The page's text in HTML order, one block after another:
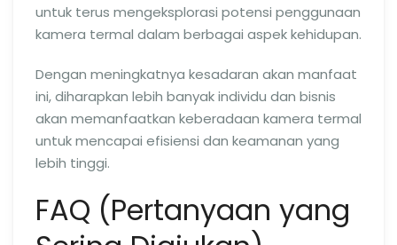
untuk terus mengeksplorasi potensi penggunaan
kamera termal dalam berbagai aspek kehidupan.
Dengan meningkatnya kesadaran akan manfaat
ini, diharapkan lebih banyak individu dan bisnis
akan memanfaatkan keberadaan kamera termal
untuk mencapai efisiensi dan keamanan yang
lebih tinggi.
FAQ (Pertanyaan yang